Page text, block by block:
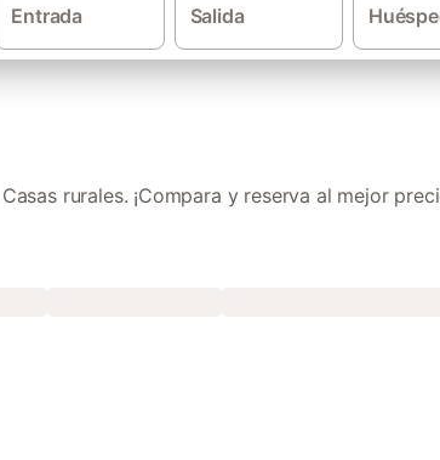
Entrada Salida
rurales. ¡Compara y reserva al mejor